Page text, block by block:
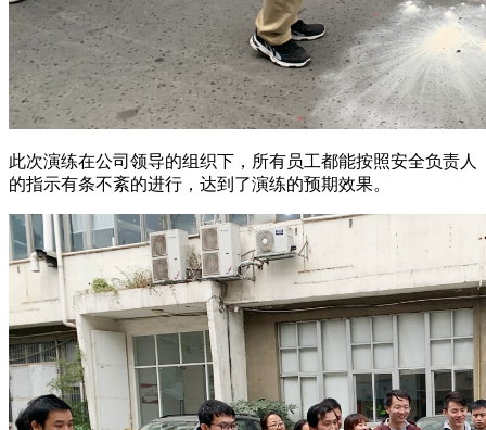
此次演练在公司领导的组织下，所有员工都能按照安全负责人
的指示有条不紊的进行，达到了演练的预期效果。